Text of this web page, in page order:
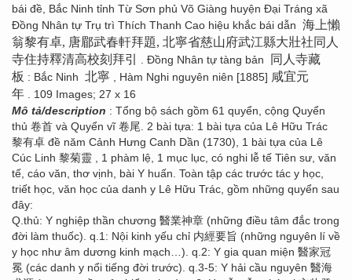
bái đề, Bắc Ninh tỉnh Từ Sơn phủ Võ Giàng huyện Đại Tráng xã
Đồng Nhân tự Trụ trì Thích Thanh Cao hiệu khắc bái dẫn 海上懶
翁黎有卓, 唐郿武春軒拜題, 北寧省慈山府武江縣大壯社同人
寺住持釋清高校刻拜引
. Đồng Nhân tự tàng bản
同人寺藏
板 : Bắc Ninh 北寧 , Hàm Nghi nguyên niên [1885] 咸宜元
年 . 109 Images; 27 x 16
Mô tả/description : Tổng bộ sách gồm 61 quyển, cộng Quyển
thủ 卷首 và Quyển vĩ 卷尾. 2 bài tựa: 1 bài tựa của Lê Hữu Trác
黎有卓 đề năm Cảnh Hưng Canh Dần (1730), 1 bài tựa của Lê
Cúc Linh 黎菊靈 , 1 phàm lệ, 1 mục lục, có nghi lễ tế Tiên sư, văn
tế, cáo văn, thơ vịnh, bài Y huấn. Toàn tập các trước tác y học,
triết học, văn học của danh y Lê Hữu Trác, gồm những quyển sau
đây:
Q.thủ: Y nghiệp thần chương 醫業神章 (những điều tâm đắc trong
đời làm thuốc). q.1: Nội kinh yếu chỉ 内經要旨 (những nguyên lí về
y học như âm dương kinh mạch…). q.2: Y gia quan miện 醫家冠
冕 (các danh y nổi tiếng đời trước). q.3-5: Y hải cầu nguyên 醫海